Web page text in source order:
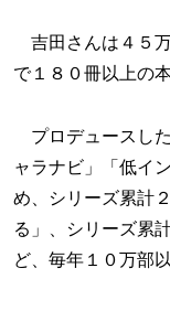
吉田さんは４５
で１８０冊以上の
プロデュースし
ャラナビ」「低イ
め、シリーズ累計
る」、シリーズ累
ど、毎年１０万部